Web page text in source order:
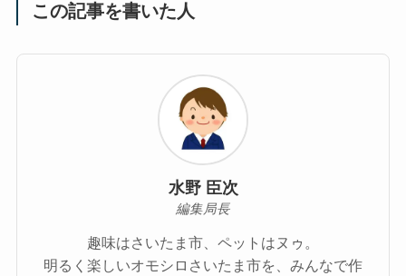
この記事を書いた人
水野 臣次
編集局長
趣味はさいたま市、ペットはヌゥ。
明るく楽しいオモシロさいたま市を、みんなで作